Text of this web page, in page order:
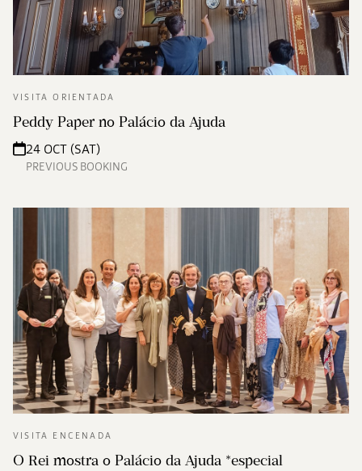
VISITA ORIENTADA
Peddy Paper no Palácio da Ajuda
24 OCT (SAT)
PREVIOUS BOOKING
VISITA ENCENADA
O Rei mostra o Palácio da Ajuda *especial